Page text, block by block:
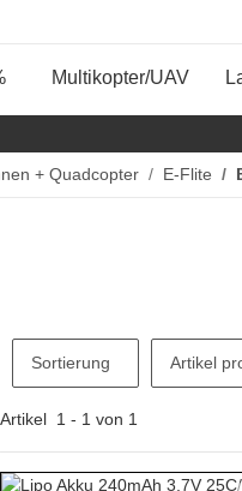
Multikopter/UAV
+ Quadcopter E-Flite
Sortierung Artikel
Artikel 1 - 1 von 1